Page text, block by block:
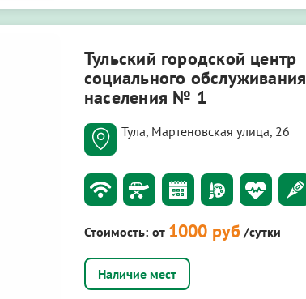
Тульский городской центр
социального обслуживания
населения № 1
Тула, Мартеновская улица, 26
Стоимость: от 1000 руб /сутки